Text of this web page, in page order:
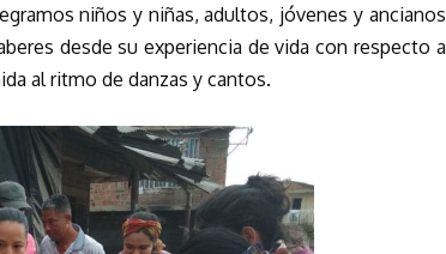
niños y niñas, adultos, jóvenes y ancianos
desde su experiencia de vida con respecto a
al ritmo de danzas y cantos.